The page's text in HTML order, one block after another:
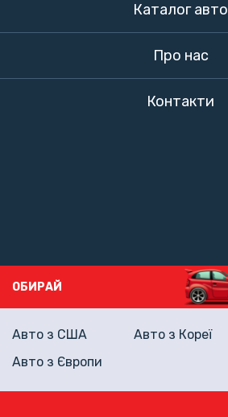
Каталог авто
Про нас
Контакти
ОБИРАЙ
Авто з США
Авто з Кореї
Авто з Європи